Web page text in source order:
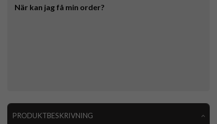
När kan jag få min order?
PRODUKTBESKRIVNING